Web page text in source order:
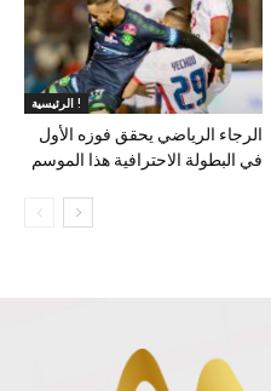
الرئيسية !
الرجاء الرياضي يحقق فوزه الأول
في البطولة الاحترافية هذا الموسم